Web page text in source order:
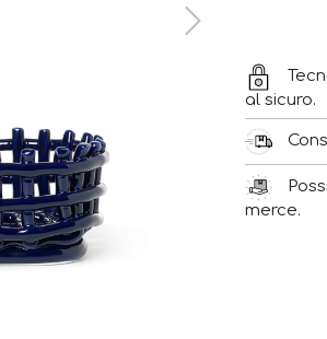
al sicuro.
merce.